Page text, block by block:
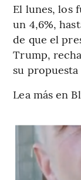
El lunes, los
un 4,6%,
de que el
Trump,
su
Lea más en